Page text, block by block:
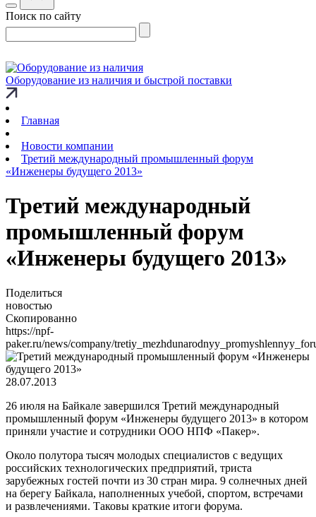
Поиск по сайту
Оборудование из наличия и быстрой поставки
Главная
Новости компании
Третий международный промышленный форум
«Инженеры будущего 2013»
Третий международный
промышленный форум
«Инженеры будущего 2013»
Поделиться
новостью
Скопированно
https://npf-
paker.ru/news/company/
28.07.2013
26 июля на Байкале завершился Третий международный
промышленный форум «Инженеры будущего 2013» в котором
приняли участие и сотрудники ООО НПФ «Пакер».
Около полутора тысяч молодых специалистов с ведущих
российских технологических предприятий, триста
зарубежных гостей почти из 30 стран мира. 9 солнечных дней
на берегу Байкала, наполненных учебой, спортом, встречами
и развлечениями. Таковы краткие итоги форума.